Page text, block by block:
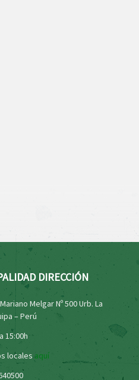
DIRECCIÓN
Melgar Nº 500 Urb. La
– Perú
15:00h
locales aquí